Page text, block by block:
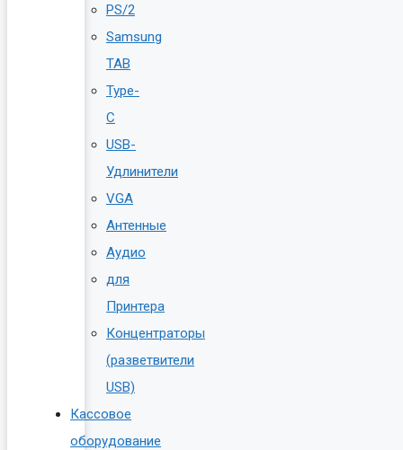
PS/2
Samsung
TAB
Type-
C
USB-
Удлинители
VGA
Антенные
Аудио
для
Принтера
Концентраторы
(разветвители
USB)
Кассовое
оборудование